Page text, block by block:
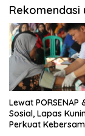
Rekomendasi
Lewat PORSENAP
Sosial, Lapas
Perkuat